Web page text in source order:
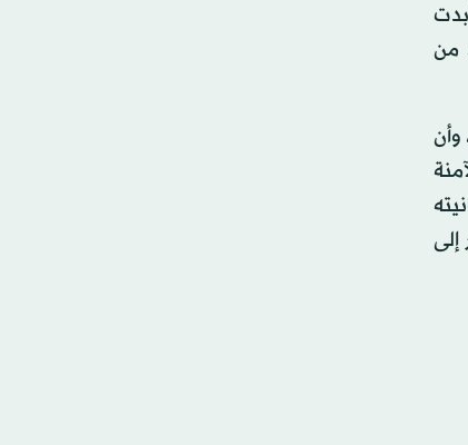
أبدت
من